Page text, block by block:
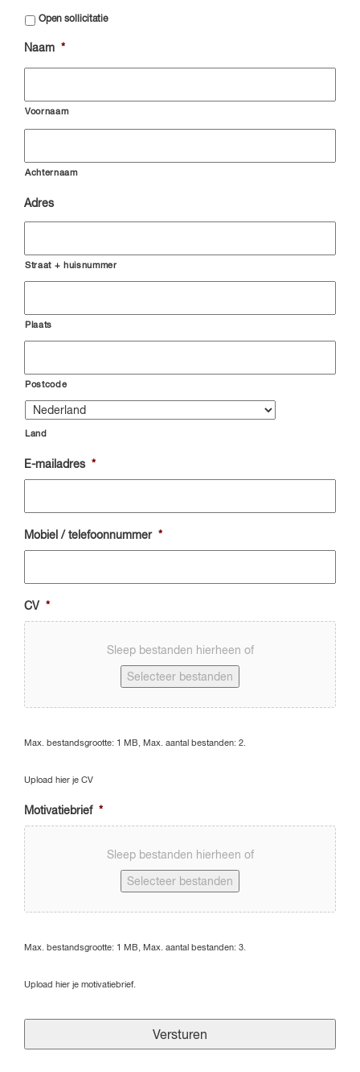
Open sollicitatie
Naam *
Voornaam
Achternaam
Adres
Straat + huisnummer
Plaats
Postcode
Land
E-mailadres *
Mobiel / telefoonnummer *
CV *
Sleep bestanden hierheen of
Selecteer bestanden
Max. bestandsgrootte: 1 MB, Max. aantal bestanden: 2.
Upload hier je CV
Motivatiebrief *
Sleep bestanden hierheen of
Selecteer bestanden
Max. bestandsgrootte: 1 MB, Max. aantal bestanden: 3.
Upload hier je motivatiebrief.